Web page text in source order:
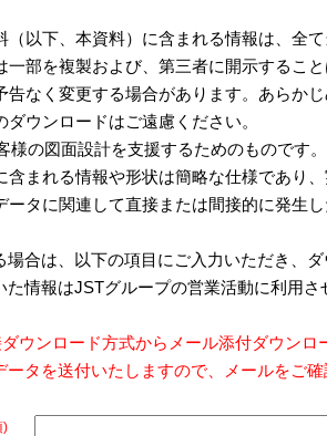
（以下、本資料）に含まれる情報は、全て
一部を複製および、第三者に開示すること
告なく変更する場合があります。あらかじ
ウンロードはご遠慮ください。
様の図面設計を支援するためのものです。
まれる情報や形状は簡略な仕様であり
タに関連して直接または間接的に発生
合は、以下の項目にご入力いただき、ダ
情報はJSTグループの営業活動に利用さ
ウンロード方式からメール添付ダウンロ
ータを送付いたしますので、メールをご
)